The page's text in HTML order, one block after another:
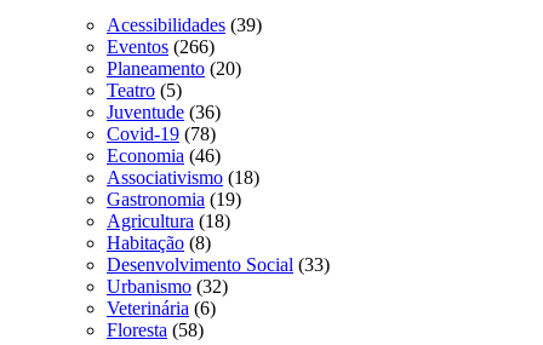
Acessibilidades (39)
Eventos (266)
Planeamento (20)
Teatro (5)
Juventude (36)
Covid-19 (78)
Economia (46)
Associativismo (18)
Gastronomia (19)
Agricultura (18)
Habitação (8)
Desenvolvimento Social (33)
Urbanismo (32)
Veterinária (6)
Floresta (58)